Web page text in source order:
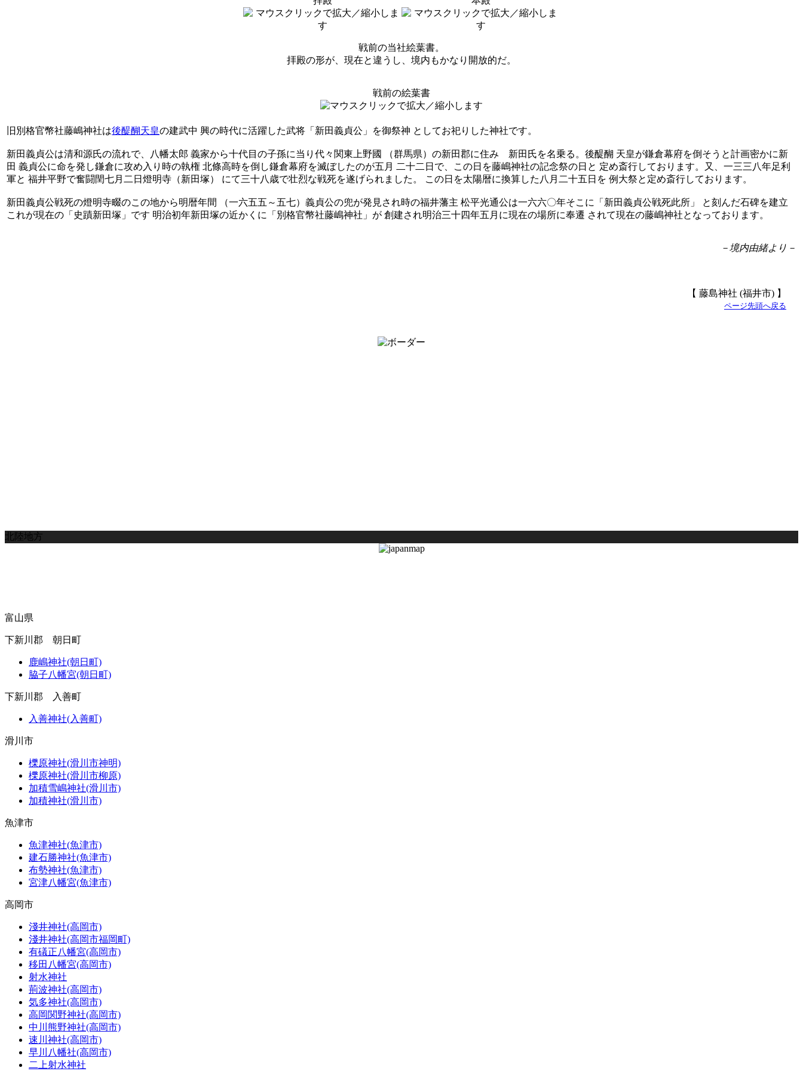
戦前の当社絵葉書。
拝殿の形が、現在と違うし、境内もかなり開放的だ。
戦前の絵葉書
旧別格官幣社藤嶋神社は後醍醐天皇の建武中 興の時代に活躍した武将「新田義貞公」を御祭神 としてお祀りした神社です。
新田義貞公は清和源氏の流れで、八幡太郎 義家から十代目の子孫に当り代々関東上野國 （群馬県）の新田郡に住み 新田氏を名乗る。後醍醐 天皇が鎌倉幕府を倒そうと計画密かに新
田 義貞公に命を発し鎌倉に攻め入り時の執権 北條高時を倒し鎌倉幕府を滅ぼしたのが五月 二十二日で、この日を藤嶋神社の記念祭の日と 定め斎行しております。又、一三三八年足利
軍と 福井平野で奮闘閏七月二日燈明寺（新田塚） にて三十八歳で壮烈な戦死を遂げられました。 この日を太陽暦に換算した八月二十五日を 例大祭と定め斎行しております。
新田義貞公戦死の燈明寺畷のこの地から明暦年間 （一六五五～五七）義貞公の兜が発見され時の福井藩主 松平光通公は一六六〇年そこに「新田義貞公戦死此所」 と刻んだ石碑を建立
これが現在の「史蹟新田塚」です 明治初年新田塚の近かくに「別格官幣社藤嶋神社」が 創建され明治三十四年五月に現在の場所に奉遷 されて現在の藤嶋神社となっております。
－境内由緒より－
【 藤島神社 (福井市) 】
ページ先頭へ戻る
北陸地方
富山県
下新川郡 朝日町
鹿嶋神社(朝日町)
脇子八幡宮(朝日町)
下新川郡 入善町
入善神社(入善町)
滑川市
櫟原神社(滑川市神明)
櫟原神社(滑川市柳原)
加積雪嶋神社(滑川市)
加積神社(滑川市)
魚津市
魚津神社(魚津市)
建石勝神社(魚津市)
布勢神社(魚津市)
宮津八幡宮(魚津市)
高岡市
淺井神社(高岡市)
淺井神社(高岡市福岡町)
有礒正八幡宮(高岡市)
移田八幡宮(高岡市)
射水神社
荊波神社(高岡市)
気多神社(高岡市)
高岡関野神社(高岡市)
中川熊野神社(高岡市)
速川神社(高岡市)
早川八幡社(高岡市)
二上射水神社